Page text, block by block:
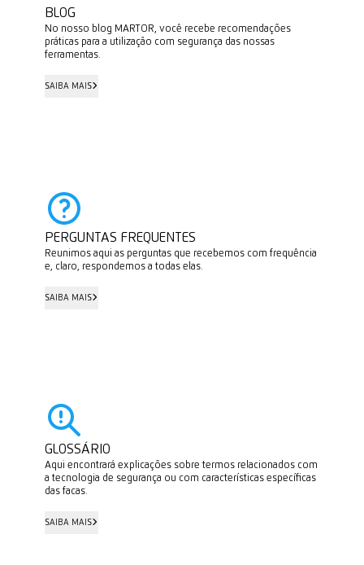
lâminas de cerâmica podem partir-se.
BLOG
No nosso blog MARTOR, você recebe recomendações
práticas para a utilização com segurança das nossas
ferramentas.
SAIBA MAIS
PERGUNTAS FREQUENTES
Reunimos aqui as perguntas que recebemos com frequência
e, claro, respondemos a todas elas.
SAIBA MAIS
GLOSSÁRIO
Aqui encontrará explicações sobre termos relacionados com
a tecnologia de segurança ou com características específicas
das facas.
SAIBA MAIS